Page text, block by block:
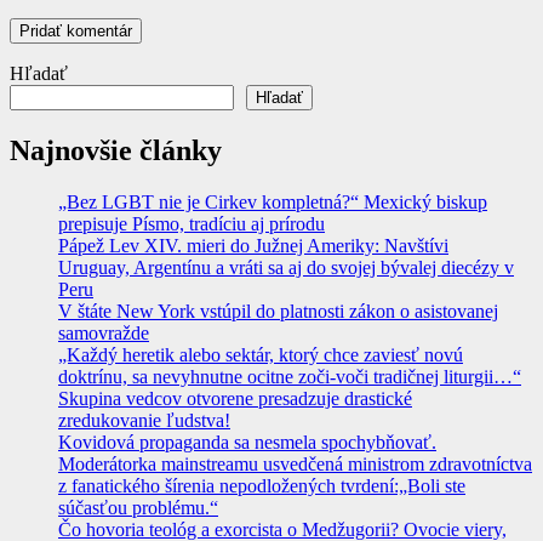
Hľadať
Hľadať
Najnovšie články
„Bez LGBT nie je Cirkev kompletná?“ Mexický biskup
prepisuje Písmo, tradíciu aj prírodu
Pápež Lev XIV. mieri do Južnej Ameriky: Navštívi
Uruguay, Argentínu a vráti sa aj do svojej bývalej diecézy v
Peru
V štáte New York vstúpil do platnosti zákon o asistovanej
samovražde
„Každý heretik alebo sektár, ktorý chce zaviesť novú
doktrínu, sa nevyhnutne ocitne zoči-voči tradičnej liturgii…“
Skupina vedcov otvorene presadzuje drastické
zredukovanie ľudstva!
Kovidová propaganda sa nesmela spochybňovať.
Moderátorka mainstreamu usvedčená ministrom zdravotníctva
z fanatického šírenia nepodložených tvrdení:„Boli ste
súčasťou problému.“
Čo hovoria teológ a exorcista o Medžugorii? Ovocie viery,